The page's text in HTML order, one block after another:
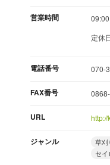
営業時間
定休
電話番号 070-
FAX番号
URL
ジャンル 草刈
セイ